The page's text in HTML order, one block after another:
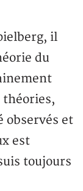
il
du
théories,
observés et
est
toujours